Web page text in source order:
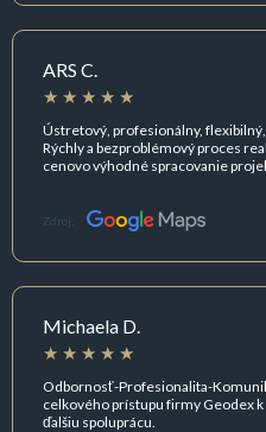
ARS C.
Ústretový, profesionálny,
Rýchly a bezproblémový proces
cenovo výhodné spracovanie
Zdroj:
Michaela D.
Odbornosť-Profesionalita-
celkového prístupu firmy Geodex
ďalšiu spoluprácu.